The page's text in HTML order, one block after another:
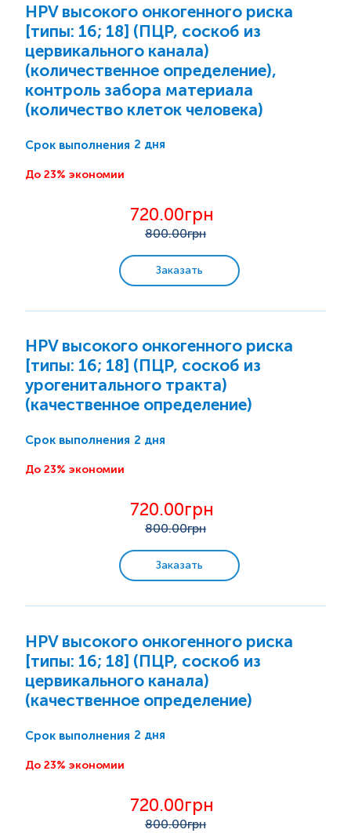
Гормональные исследования
Иммунологические исследования
Аллергологические исследования
Маркеры аутоиммунных заболеваний
Пренатальная диагностика. Мониторинг
Онкомаркеры
Бактериологические исследования
Микробиологическая экспресс-диагностика
Гистологические исследования
Микроэлементы и тяжелые металлы
HPV высокого онкогенного риска
[типы: 16; 18] (ПЦР, соскоб из
цервикального канала)
(количественное определение),
контроль забора материала
(количество клеток человека)
Срок выполнения 2 дня
До 23% экономии
720.00грн
800.00грн
Заказать
HPV высокого онкогенного риска
[типы: 16; 18] (ПЦР, соскоб из
урогенитального тракта)
(качественное определение)
Срок выполнения 2 дня
До 23% экономии
720.00грн
800.00грн
Заказать
HPV высокого онкогенного риска
[типы: 16; 18] (ПЦР, соскоб из
цервикального канала)
(качественное определение)
Срок выполнения 2 дня
До 23% экономии
720.00грн
800.00грн